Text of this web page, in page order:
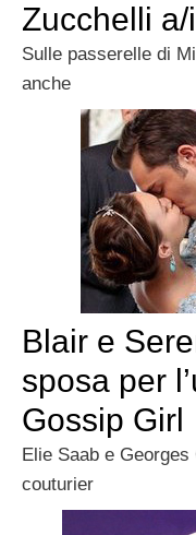
Zucchelli
Sulle passerelle di
anche
Blair e
sposa per
Gossip Girl
Elie Saab e
couturier